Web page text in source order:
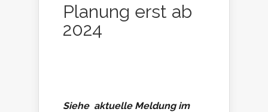
Planung erst ab
2024
Siehe aktuelle Meldung im